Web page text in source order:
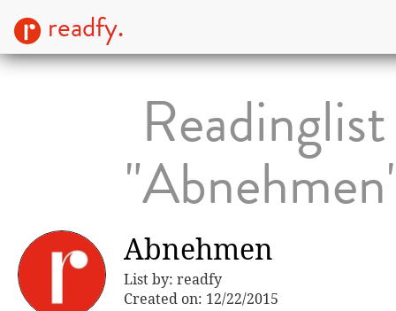
readfy.
Readinglist
Abnehmen
List by: readfy
Created on: 12/22/2015